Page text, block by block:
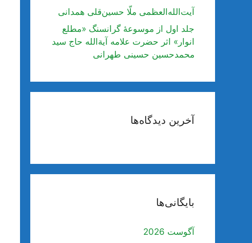
آیت‌الله‌العظمی ملّا حسین‌قلی همدانی
جلد اول از موسوعۀ گرانسنگ «مطلع
انوار» اثر حضرت علامه آیة‌الله حاج سید
محمدحسین حسینی طهرانی
آخرین دیدگاه‌ها
بایگانی‌ها
آگوست 2026